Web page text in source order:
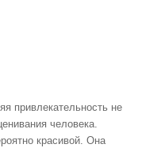
привлекательность не
человека.
красивой. Она